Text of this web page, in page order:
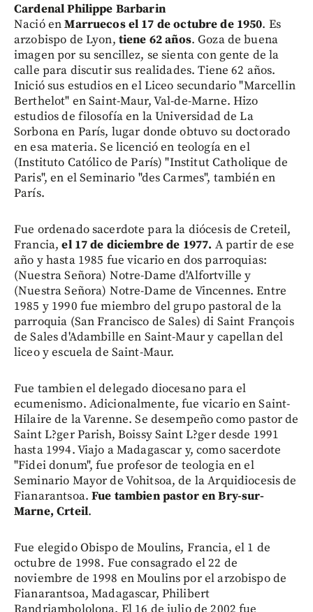
Cardenal Philippe Barbarin
Nació enMarruecos el 17 de octubre de 1950. Es
arzobispo de Lyon, tiene 62 años. Goza de buena
imagen por su sencillez, se sienta con gente de la
calle para discutir sus realidades. Tiene 62 años.
Inició sus estudios en el Liceo secundario "Marcellin
Berthelot" en Saint-Maur, Val-de-Marne. Hizo
estudios de filosofía en la Universidad de La
Sorbona en París, lugar donde obtuvo su doctorado
en esa materia. Se licenció en teología en el
(Instituto Católico de París) "Institut Catholique de
Paris", en el Seminario "des Carmes", también en
París.
Fue ordenado sacerdote para la diócesis de Creteil,
Francia, el 17 de diciembre de 1977. A partir de ese
año y hasta 1985 fue vicario en dos parroquias:
(Nuestra Señora) Notre-Dame d'Alfortville y
(Nuestra Señora) Notre-Dame de Vincennes. Entre
1985 y 1990 fue miembro del grupo pastoral de la
parroquia (San Francisco de Sales) di Saint François
de Sales d'Adambille en Saint-Maur y capellan del
liceo y escuela de Saint-Maur.
Fue tambien el delegado diocesano para el
ecumenismo. Adicionalmente, fue vicario en Saint-
Hilaire de la Varenne. Se desempeño como pastor de
Saint L?ger Parish, Boissy Saint L?ger desde 1991
hasta 1994. Viajo a Madagascar y, como sacerdote
"Fidei donum", fue profesor de teologia en el
Seminario Mayor de Vohitsoa, de la Arquidiocesis de
Fianarantsoa.Fue tambien pastor en Bry-sur-
Marne, Crteil.
Fue elegido Obispo de Moulins, Francia, el 1 de
octubre de 1998. Fue consagrado el 22 de
noviembre de 1998 en Moulins por el arzobispo de
Fianarantsoa, Madagascar, Philibert
Randriambololona. El 16 de julio de 2002 fue